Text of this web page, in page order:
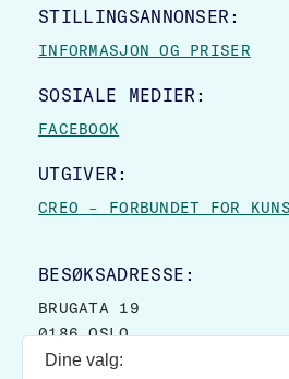
STILLINGSANNONSER:
INFORMASJON OG PRISER
SOSIALE MEDIER:
FACEBOOK
UTGIVER:
CREO – FORBUNDET FOR
BESØKSADRESSE:
BRUGATA 19
0186 OSLO
Dine valg: